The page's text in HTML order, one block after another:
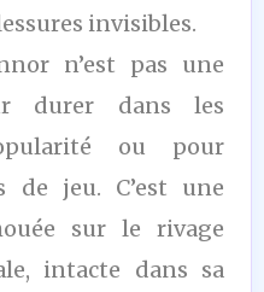
invisibles.
n’est pas une
durer dans les
ou pour
de jeu. C’est une
sur le rivage
intacte dans sa